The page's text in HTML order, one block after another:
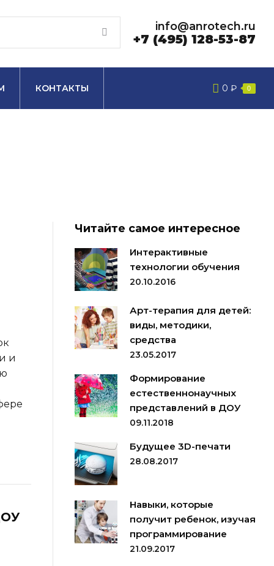
info@anrotech.ru
+7 (495) 128-53-87
КОНТАКТЫ 0 ₽ 0
и
Читайте самое интересное
Интерактивные
технологии обучения
20.10.2016
Арт-терапия для детей:
виды, методики,
средства
23.05.2017
Формирование
естественнонаучных
представлений в ДОУ
09.11.2018
Будущее 3D-печати
28.08.2017
Навыки, которые
получит ребенок, изучая
программирование
21.09.2017